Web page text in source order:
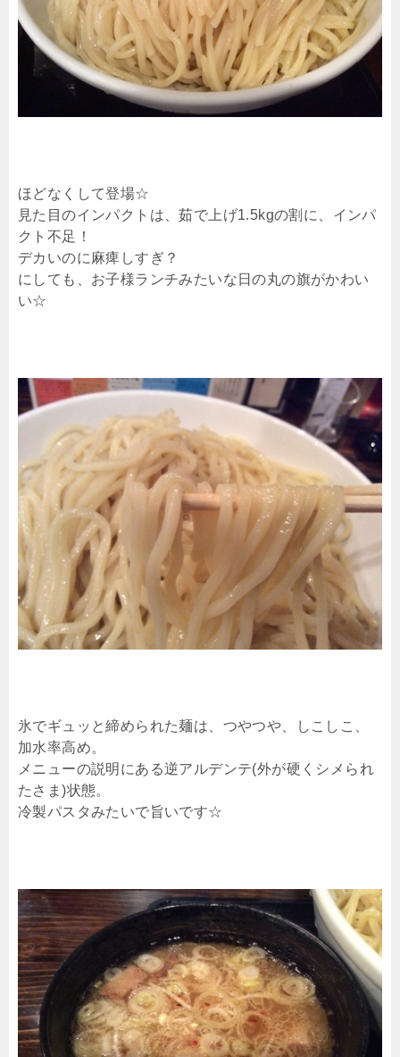
ほどなくして登場☆
見た目のインパクトは、茹で上げ1.5kgの割に、インパ
クト不足！
デカいのに麻痺しすぎ？
にしても、お子様ランチみたいな日の丸の旗がかわい
い☆
氷でギュッと締められた麺は、つやつや、しこしこ、
加水率高め。
メニューの説明にある逆アルデンテ(外が硬くシメられ
たさま)状態。
冷製パスタみたいで旨いです☆